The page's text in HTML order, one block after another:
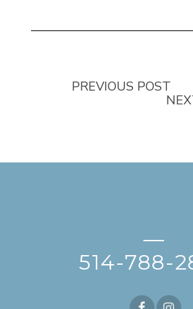
PREVIOUS POST
—
514-788-